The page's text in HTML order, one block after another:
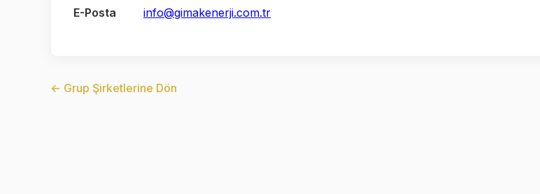
E-Posta info@gimakenerji.com.tr
← Grup Şirketlerine Dön